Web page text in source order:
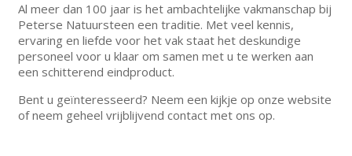
Al meer dan 100 jaar is het ambachtelijke vakmanschap bij
Peterse Natuursteen een traditie. Met veel kennis,
ervaring en liefde voor het vak staat het deskundige
personeel voor u klaar om samen met u te werken aan
een schitterend eindproduct.
Bent u geïnteresseerd? Neem een kijkje op onze website
of neem geheel vrijblijvend contact met ons op.